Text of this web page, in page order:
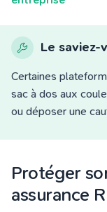
Le saviez-
Certaines
sac à dos aux
ou déposer une
Protéger
assurance